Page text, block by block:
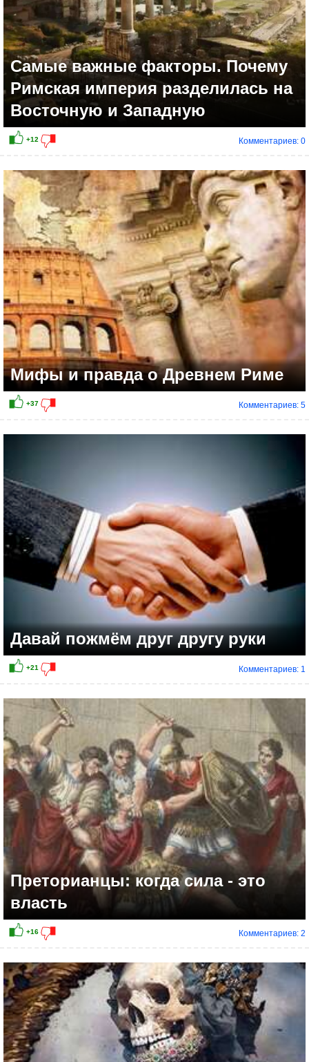
+6
Самые важные факторы. Почему
Римская империя разделилась на
Восточную и Западную
Комментариев: 0
Мифы и правда о Древнем Риме
Комментариев: 5
Давай пожмём друг другу руки
Комментариев: 1
Преторианцы: когда сила - это
власть
Комментариев: 2